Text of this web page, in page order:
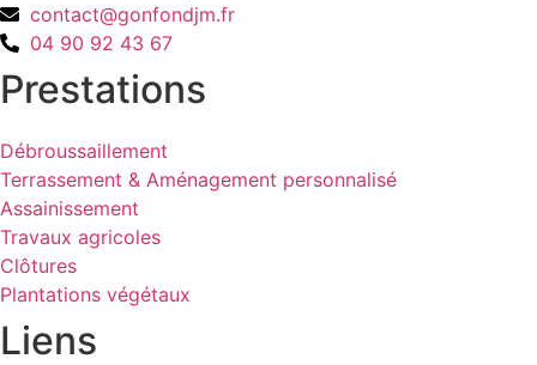
contact@gonfondjm.fr
04 90 92 43 67
Prestations
Débroussaillement
Terrassement & Aménagement personnalisé
Assainissement
Travaux agricoles
Clôtures
Plantations végétaux
Liens